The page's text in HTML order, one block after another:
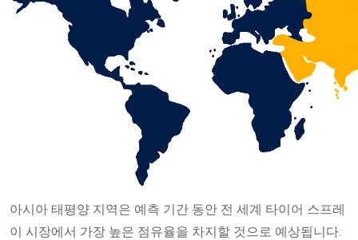
아시아 태평양 지역은 예측 기간 동안 전 세계 타이어 스프레
이 시장에서 가장 높은 점유율을 차지할 것으로 예상됩니다.